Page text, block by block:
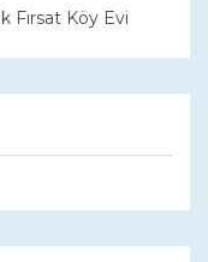
Fırsat Köy Evi